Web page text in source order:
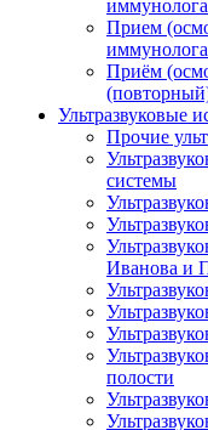
Прием
Приём
Ультразвуковые
Прочие
системы
Иванова и
полости